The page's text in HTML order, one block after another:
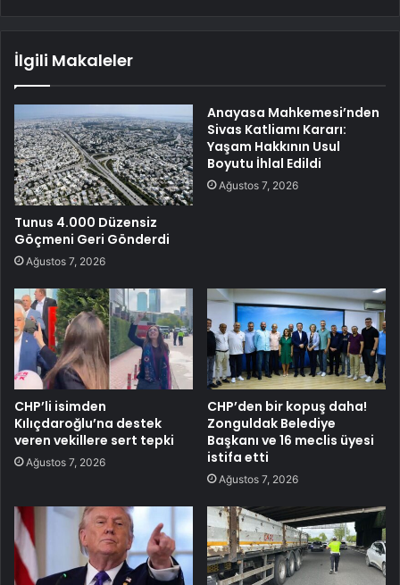
İlgili Makaleler
Tunus 4.000 Düzensiz
Göçmeni Geri Gönderdi
Ağustos 7, 2026
Anayasa Mahkemesi’nden
Sivas Katliamı Kararı:
Yaşam Hakkının Usul
Boyutu İhlal Edildi
Ağustos 7, 2026
CHP’li isimden
Kılıçdaroğlu’na destek
veren vekillere sert tepki
Ağustos 7, 2026
CHP’den bir kopuş daha!
Zonguldak Belediye
Başkanı ve 16 meclis üyesi
istifa etti
Ağustos 7, 2026